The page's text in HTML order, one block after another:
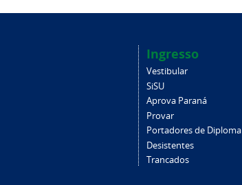
Ingresso
Vestibular
SiSU
Aprova Paraná
Provar
Portadores de Diploma
Desistentes
Trancados